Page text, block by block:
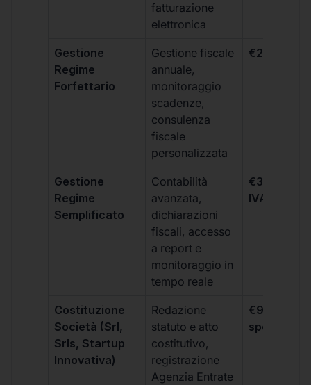
fatturazione
elettronica
Gestione
Regime
Forfettario
Gestione fiscale
annuale,
monitoraggio
scadenze,
consulenza
fiscale
personalizzata
€264 +
Gestione
Regime
Semplificato
Contabilità
avanzata,
dichiarazioni
fiscali, accesso
a report e
monitoraggio in
tempo reale
€333 +
IVA/
Costituzione
Società (Srl,
Srls, Startup
Innovativa)
Redazione
statuto e atto
costitutivo,
registrazione
Agenzia Entrate
€99 + IVA
spese